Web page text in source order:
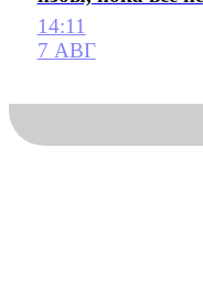
14:11
7 АВГ